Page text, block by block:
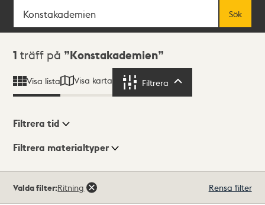
Sök
Sökresultat
1 träff på Konstakademien
Visa lista Visa karta Filtrera
Visningsläge
Filtrera tid
Filtrera materialtyper
träffar
Valda filter:Ritning Rensa filter